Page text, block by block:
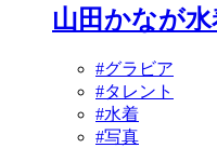
山田かなが水
#グラビア
#タレント
#水着
#写真